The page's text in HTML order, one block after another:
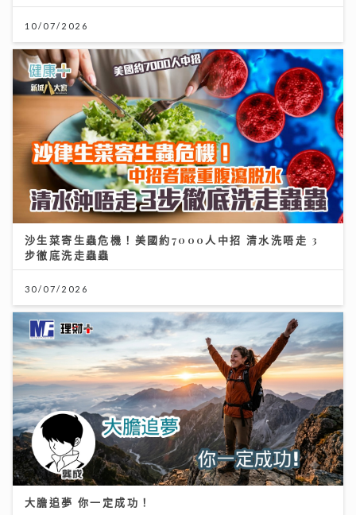
10/07/2026
沙生菜寄生蟲危機！美國約7000人中招 清水洗唔走 3
步徹底洗走蟲蟲
30/07/2026
大膽追夢 你一定成功！